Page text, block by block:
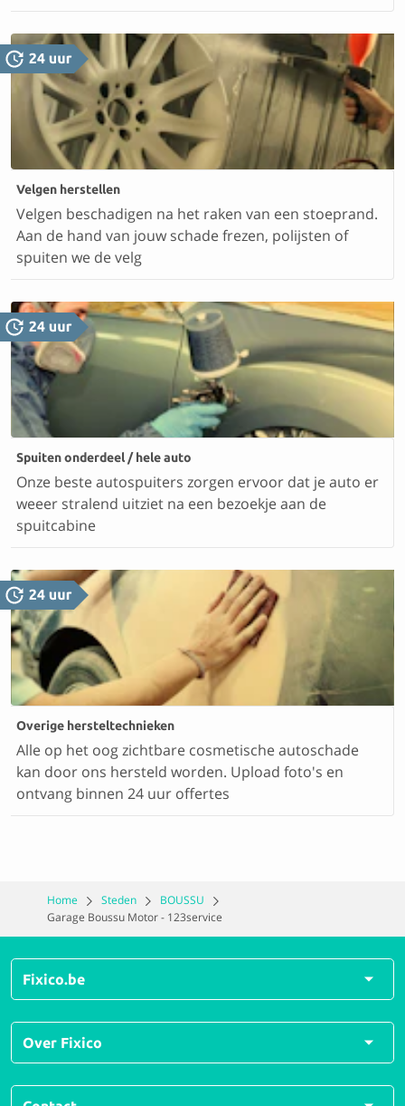
Velgen herstellen
Velgen beschadigen na het raken van een stoeprand.
Aan de hand van jouw schade frezen, polijsten of
spuiten we de velg
Spuiten onderdeel / hele auto
Onze beste autospuiters zorgen ervoor dat je auto er
weeer stralend uitziet na een bezoekje aan de
spuitcabine
Overige hersteltechnieken
Alle op het oog zichtbare cosmetische autoschade
kan door ons hersteld worden. Upload foto's en
ontvang binnen 24 uur offertes
Home Steden
BOUSSU
Garage Boussu Motor - 123service
Fixico.be
Alle herstellingen
Alle soorten schades
Veelgestelde vragen
Over Fixico
Over ons